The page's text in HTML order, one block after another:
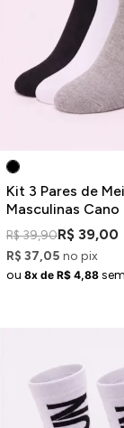
Kit 3 Pares de
Masculinas Cano
Cinza Branco e
R$ 39,90R$ 39,00
R$ 37,05 no pix
ou 8x de R$ 4,88